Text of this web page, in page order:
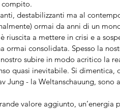
compito.
destabilizzanti ma al
ormai da anni di un
riuscita a mettere in crisi e a
ormai consolidata. Spesso la
subire in modo acritico la
quasi inevitabile. Si
Jung - la Weltanschauung,
valore aggiunto,